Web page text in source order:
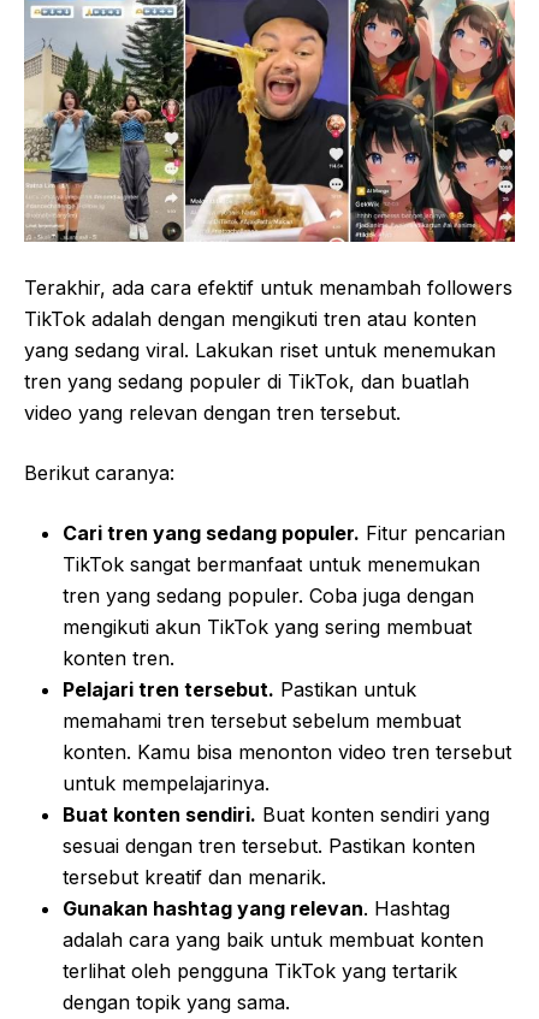
Terakhir, ada cara efektif untuk menambah followers
TikTok adalah dengan mengikuti tren atau konten
yang sedang viral. Lakukan riset untuk menemukan
tren yang sedang populer di TikTok, dan buatlah
video yang relevan dengan tren tersebut.
Berikut caranya:
Cari tren yang sedang populer. Fitur pencarian
TikTok sangat bermanfaat untuk menemukan
tren yang sedang populer. Coba juga dengan
mengikuti akun TikTok yang sering membuat
konten tren.
Pelajari tren tersebut. Pastikan untuk
memahami tren tersebut sebelum membuat
konten. Kamu bisa menonton video tren tersebut
untuk mempelajarinya.
Buat konten sendiri. Buat konten sendiri yang
sesuai dengan tren tersebut. Pastikan konten
tersebut kreatif dan menarik.
Gunakan hashtag yang relevan. Hashtag
adalah cara yang baik untuk membuat konten
terlihat oleh pengguna TikTok yang tertarik
dengan topik yang sama.